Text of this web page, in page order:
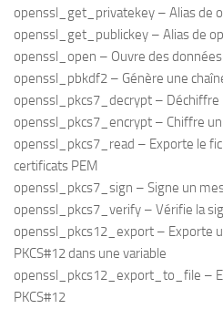
openssl_get_privatekey – Alias de
openssl_get_publickey – Alias de
openssl_open – Ouvre des
openssl_pbkdf2 – Génère une
openssl_pkcs7_decrypt – Déchiffre
openssl_pkcs7_encrypt – Chiffre
openssl_pkcs7_read – Exporte le
certificats PEM
openssl_pkcs7_sign – Signe un
openssl_pkcs7_verify – Vérifie la
openssl_pkcs12_export – Exporte
PKCS#12 dans une variable
openssl_pkcs12_export_to_file –
PKCS#12